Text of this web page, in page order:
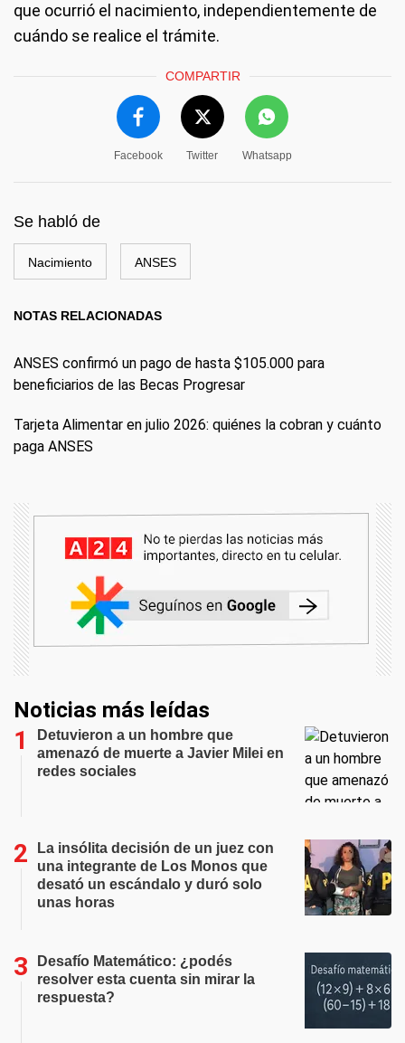
que ocurrió el nacimiento, independientemente de
cuándo se realice el trámite.
COMPARTIR
Facebook Twitter Whatsapp
Se habló de
Nacimiento ANSES
NOTAS RELACIONADAS
ANSES confirmó un pago de hasta $105.000 para
beneficiarios de las Becas Progresar
Tarjeta Alimentar en julio 2026: quiénes la cobran y cuánto
paga ANSES
Noticias más leídas
Detuvieron a un hombre que
amenazó de muerte a Javier Milei en
redes sociales
La insólita decisión de un juez con
una integrante de Los Monos que
desató un escándalo y duró solo
unas horas
Desafío Matemático: ¿podés
resolver esta cuenta sin mirar la
respuesta?